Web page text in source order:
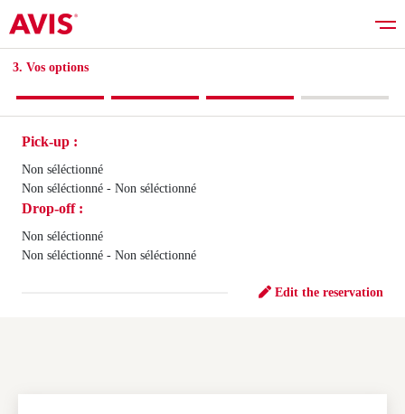
3. Vos options​
Pick-up :
Non séléctionné
Non séléctionné - Non séléctionné
Drop-off :
Non séléctionné
Non séléctionné - Non séléctionné
Edit the reservation